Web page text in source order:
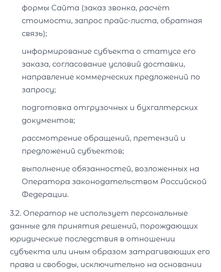
формы Сайта (заказ звонка, расчёт
стоимости, запрос прайс-листа, обратная
связь);
информирование субъекта о статусе его
заказа, согласование условий доставки,
направление коммерческих предложений по
запросу;
подготовка отгрузочных и бухгалтерских
документов;
рассмотрение обращений, претензий и
предложений субъектов;
выполнение обязанностей, возложенных на
Оператора законодательством Российской
Федерации.
3.2. Оператор не использует персональные
данные для принятия решений, порождающих
юридические последствия в отношении
субъекта или иным образом затрагивающих его
права и свободы, исключительно на основании